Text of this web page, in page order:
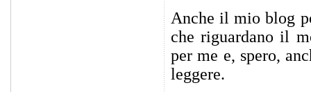
Anche il mio blog
che riguardano il
per me e, spero,
leggere.